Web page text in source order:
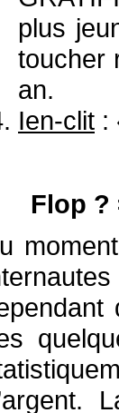
plus
toucher
an.
Ien-clit :
Flop ?